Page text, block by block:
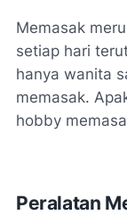
Memasak
setiap hari
hanya wanita
memasak.
hobby
Peralatan